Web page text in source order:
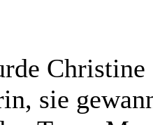
Christine
sie